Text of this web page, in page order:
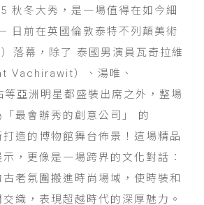
秋冬大秀，是一場值得在如今細
前在英國倫敦泰特不列顛美術
落幕，除了 泰國男演員瓦奇拉維
Vachirawit）、湯唯、
等亞洲明星都盛裝出席之外，整場
最會辦秀的創意公司」 的
打造的博物館舞台佈景！這場精品
，更像是一場跨界的文化對話：
老氛圍搬進時尚場域，使時裝和
織，表現超越時代的深厚魅力。